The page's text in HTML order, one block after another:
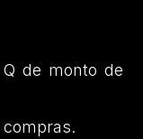
de monto de
compras.